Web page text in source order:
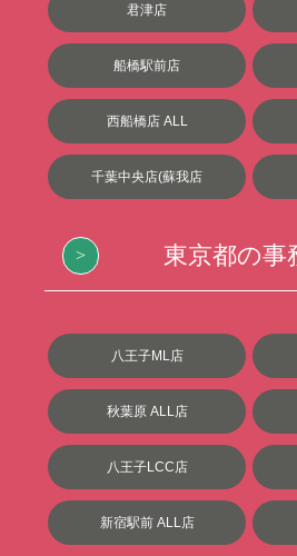
君津店
船橋駅前店
西船橋店 ALL
千葉中央店(蘇我店
東京都の事
八王子ML店
秋葉原 ALL店
八王子LCC店
新宿駅前 ALL店